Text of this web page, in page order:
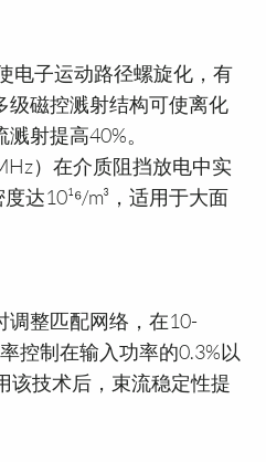
电子运动路径螺旋化，有
级磁控溅射结构可使离化
射提高40%。
）在介质阻挡放电中实
达10¹⁶/m³，适用于大面
调整匹配网络，在10-
控制在输入功率的0.3%以
该技术后，束流稳定性提